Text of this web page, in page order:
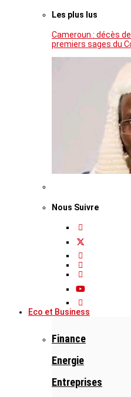
Les plus lus
Cameroun : décès
premiers sages du
Nous Suivre
Eco et Business
Finance
Energie
Entreprises